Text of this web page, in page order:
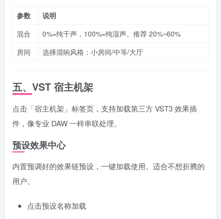
参数
说明
混合
0%=纯干声，100%=纯湿声。推荐 20%~60%
房间
选择混响风格：小房间/中等/大厅
五、VST 宿主机架
点击「宿主机架」标签页，支持加载第三方 VST3 效果插
件，像专业 DAW 一样串联处理。
预设效果中心
内置预调好的效果链预设，一键加载使用。适合不想折腾的
用户。
点击预设名称加载